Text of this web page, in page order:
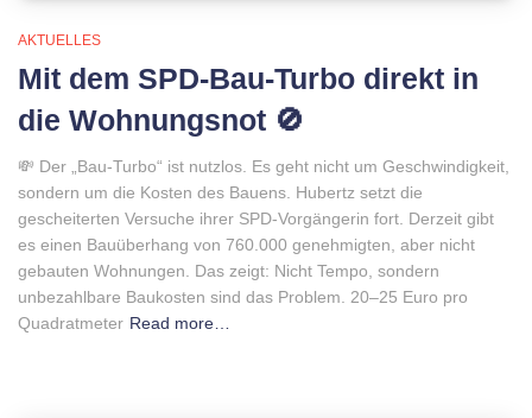
AKTUELLES
Mit dem SPD-Bau-Turbo direkt in
die Wohnungsnot 🚫
💸 Der „Bau-Turbo“ ist nutzlos. Es geht nicht um Geschwindigkeit,
sondern um die Kosten des Bauens. Hubertz setzt die
gescheiterten Versuche ihrer SPD-Vorgängerin fort. Derzeit gibt
es einen Bauüberhang von 760.000 genehmigten, aber nicht
gebauten Wohnungen. Das zeigt: Nicht Tempo, sondern
unbezahlbare Baukosten sind das Problem. 20–25 Euro pro
Quadratmeter Read more…